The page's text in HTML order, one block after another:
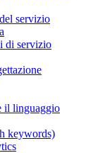
servizio
di servizio
il linguaggio
keywords)